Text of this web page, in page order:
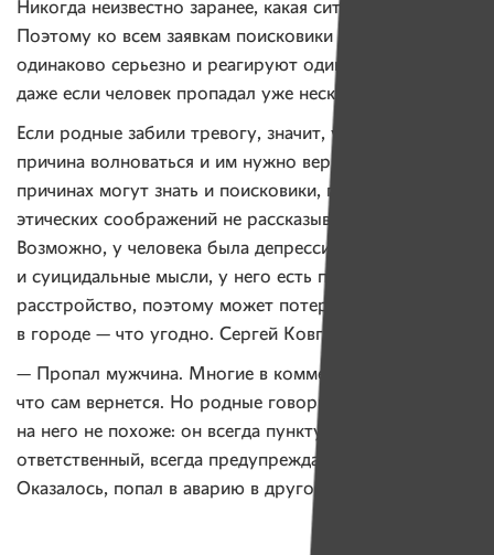
Никогда неизвестно заранее, какая ситуация сейчас.
Поэтому ко всем заявкам поисковики относятся
одинаково серьезно и реагируют одинаково быстро,
даже если человек пропадал уже несколько раз.
Если родные забили тревогу, значит, у них есть
причина волноваться и им нужно верить. Об этих
причинах могут знать и поисковики, просто из-за
этических соображений не рассказывают детали всем.
Возможно, у человека была депрессия
и суицидальные мысли, у него есть психическое
расстройство, поэтому может потеряться даже
в городе — что угодно. Сергей Ковган вспоминает:
— Пропал мужчина. Многие в комментариях писали,
что сам вернется. Но родные говорили, что это
на него не похоже: он всегда пунктуальный,
ответственный, всегда предупреждает, где он.
Оказалось, попал в аварию в другой области.